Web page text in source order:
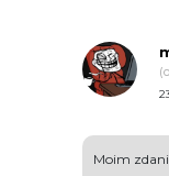
Moim